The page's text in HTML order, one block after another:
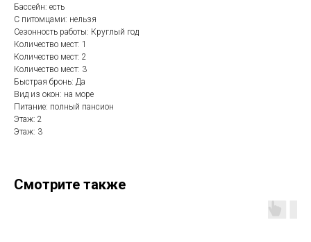
Бассейн: есть
С питомцами: нельзя
Сезонность работы: Круглый год
Количество мест: 1
Количество мест: 2
Количество мест: 3
Быстрая бронь: Да
Вид из окон: на море
Питание: полный пансион
Этаж: 2
Этаж: 3
Смотрите также